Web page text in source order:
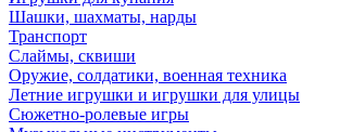
Шашки, шахматы, нарды
Транспорт
Слаймы, сквиши
Оружие, солдатики, военная техника
Летние игрушки и игрушки для улицы
Сюжетно-ролевые игры